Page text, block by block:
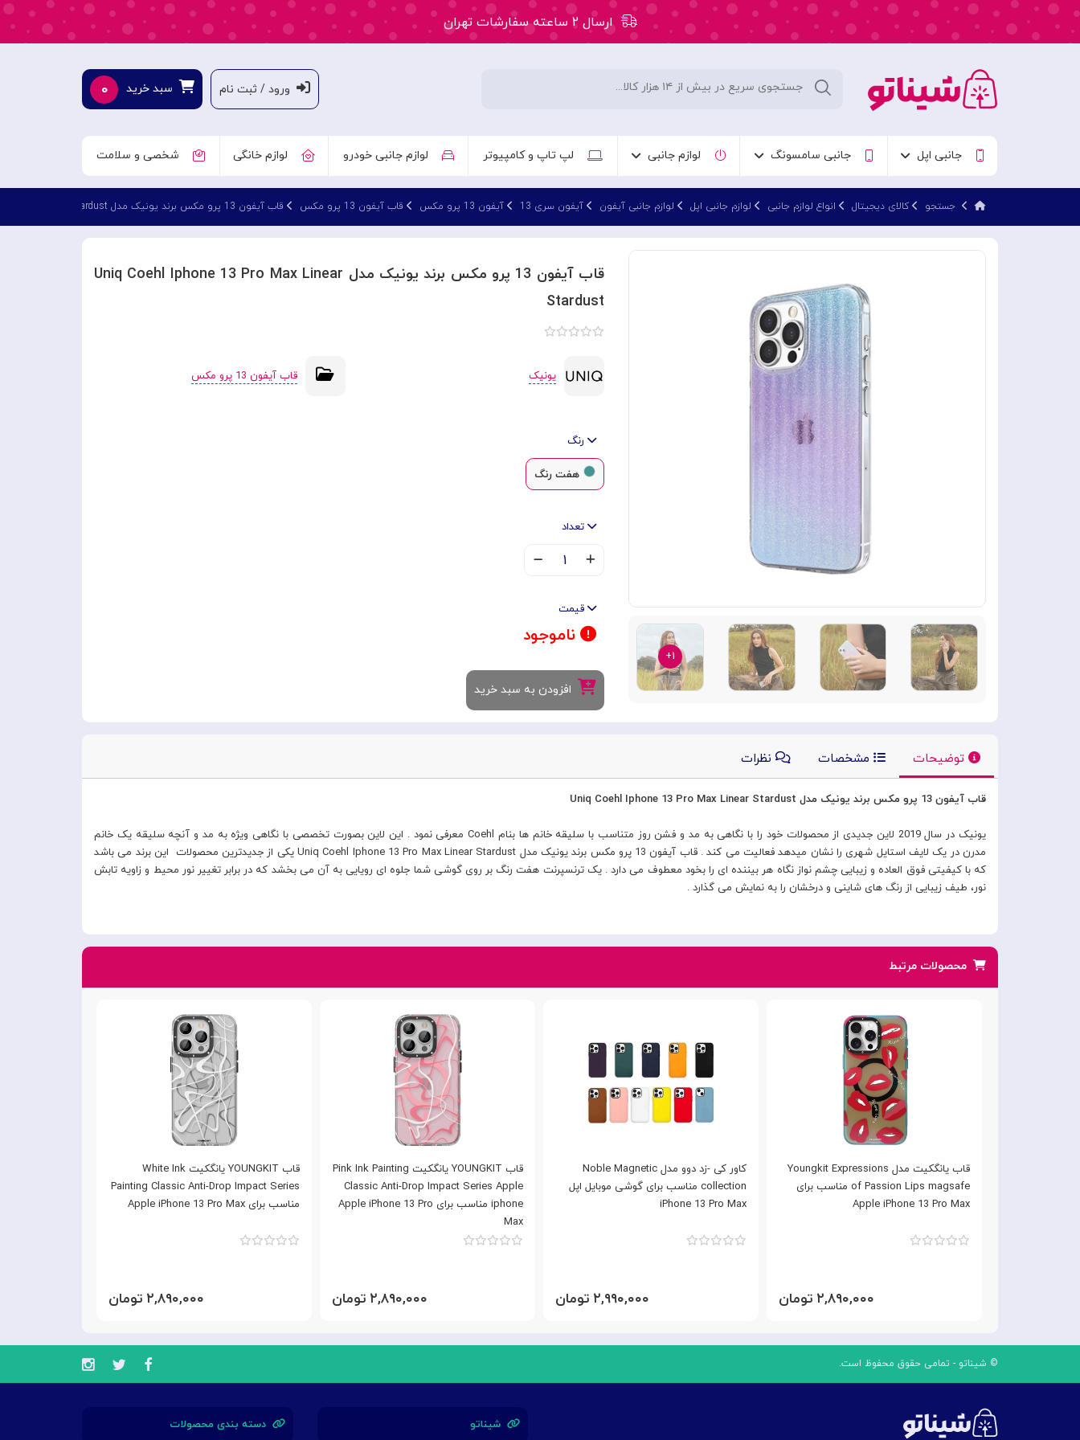
ارسال ۲ ساعته سفارشات تهران
ورود / ثبت نام سبد خرید ۰
جانبی اپل جانبی سامسونگ لوازم جانبی لپ تاپ و کامپیوتر لوازم جانبی خودرو لوازم خانگی شخصی و سلامت
جستجو کالای دیجیتال انواع لوازم جانبی لوازم جانبی اپل لوازم جانبی آیفون آیفون سری 13 آیفون 13 پرو مکس قاب آیفون 13 پرو مکس قاب آیفون 13 پرو مکس برند یونیک مدل Uniq Coehl Iphone 13 Pro Max Linear Stardust
۱+
قاب آیفون 13 پرو مکس برند یونیک مدل Uniq Coehl Iphone 13 Pro Max Linear
Stardust
یونیک قاب آیفون 13 پرو مکس
رنگ
هفت رنگ
تعداد
۱
قیمت
ناموجود
افزودن به سبد خرید
توضیحات مشخصات نظرات
قاب آیفون 13 پرو مکس برند یونیک مدل Uniq Coehl Iphone 13 Pro Max Linear Stardust
یونیک در سال 2019 لاین جدیدی از محصولات خود را با نگاهی به مد و فشن روز متناسب با سلیقه خانم ها بنام Coehl معرفی نمود . این لاین بصورت تخصصی با نگاهی ویژه به مد و آنچه سلیقه یک خانم
مدرن در یک لایف استایل شهری را نشان میدهد فعالیت می کند . قاب آیفون 13 پرو مکس برند یونیک مدل Uniq Coehl Iphone 13 Pro Max Linear Stardust یکی از جدیدترین محصولات این برند می باشد
که با کیفیتی فوق العاده و زیبایی چشم نواز نگاه هر بیننده ای را بخود معطوف می دارد . یک ترنسپرنت هفت رنگ بر روی گوشی شما جلوه ای رویایی به آن می بخشد که در برابر تغییر نور محیط و زاویه تابش
نور، طیف زیبایی از رنگ های شاینی و درخشان را به نمایش می گذارد .
محصولات مرتبط
قاب YOUNGKIT یانگکیت White Ink
Painting Classic Anti-Drop Impact Series
مناسب برای Apple iPhone 13 Pro Max
۲,۸۹۰,۰۰۰ تومان
قاب YOUNGKIT یانگکیت Pink Ink Painting
Classic Anti-Drop Impact Series Apple
iphone مناسب برای Apple iPhone 13 Pro
Max
۲,۸۹۰,۰۰۰ تومان
کاور کی -زد دوو مدل Noble Magnetic
collection مناسب برای گوشی موبایل اپل
iPhone 13 Pro Max
۲,۹۹۰,۰۰۰ تومان
قاب یانگکیت مدل Youngkit Expressions
of Passion Lips magsafe مناسب برای
Apple iPhone 13 Pro Max
۲,۸۹۰,۰۰۰ تومان
© شیناتو - تمامی حقوق محفوظ است.
شیناتو دسته بندی محصولات